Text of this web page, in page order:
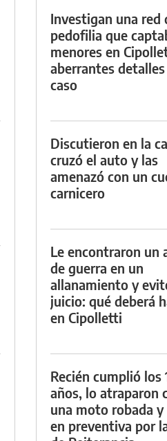
Investigan una red
pedofilia que
menores en
aberrantes
caso
Discutieron en la
cruzó el auto y las
amenazó con un
carnicero
Le encontraron un
de guerra en un
allanamiento y
juicio: qué deberá
en Cipolletti
Recién cumplió los
años, lo atraparon
una moto robada y
en preventiva por